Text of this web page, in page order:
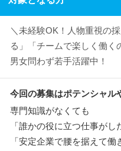
＼未経験OK！人物重視の
る」「チームで楽しく働
男女問わず若手活躍中！
今回の募集はポテンシャル
専門知識がなくても
「誰かの役に立つ仕事がし
「安定企業で腰を据えて働